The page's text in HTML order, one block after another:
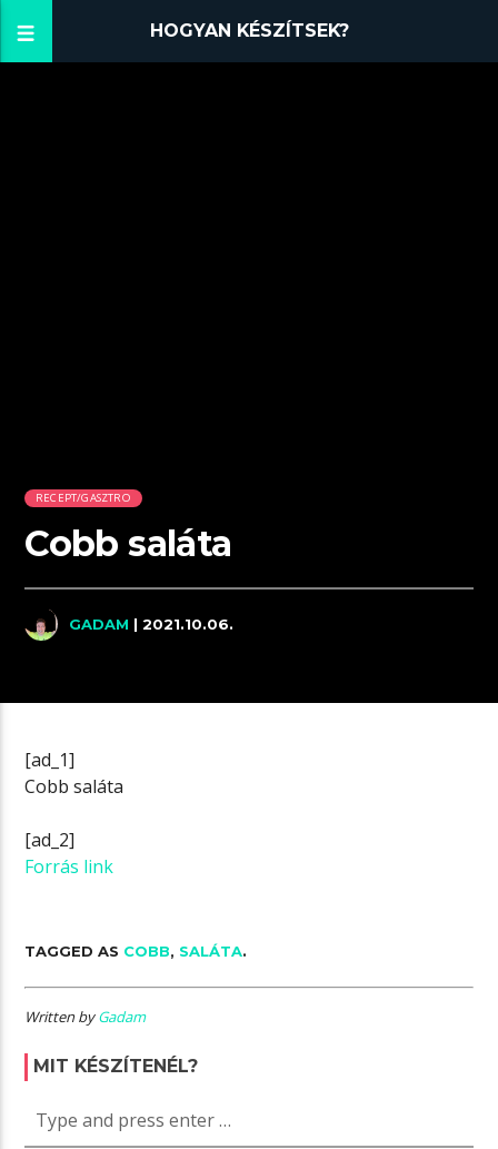
HOGYAN KÉSZÍTSEK?
RECEPT/GASZTRO
Cobb saláta
GADAM | 2021.10.06.
[ad_1]
Cobb saláta
[ad_2]
Forrás link
TAGGED AS COBB, SALÁTA.
Written byGadam
MIT KÉSZÍTENÉL?